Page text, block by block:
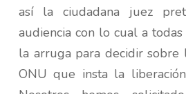
así la ciudadana juez
audiencia con lo cual a
la arruga para decidir sobre
ONU que insta la